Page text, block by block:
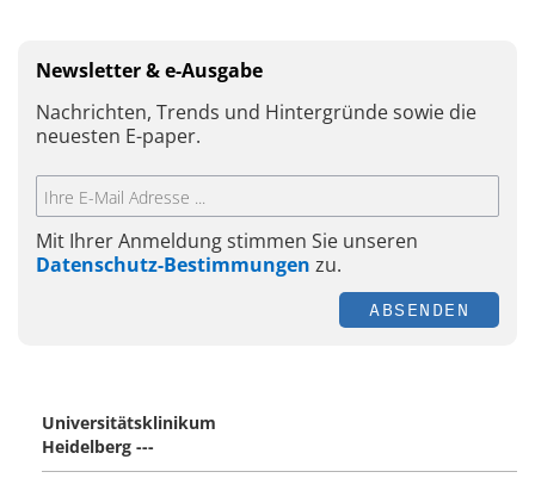
Newsletter & e-Ausgabe
Nachrichten, Trends und Hintergründe sowie die
neuesten E-paper.
Mit Ihrer Anmeldung stimmen Sie unseren
Datenschutz-Bestimmungen zu.
ABSENDEN
Universitätsklinikum
Heidelberg ---